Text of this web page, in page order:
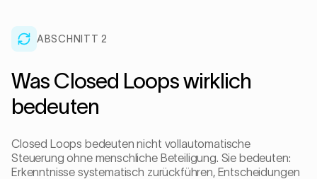
ABSCHNITT 2
Was Closed Loops wirklich
bedeuten
Closed Loops bedeuten nicht vollautomatische
Steuerung ohne menschliche Beteiligung. Sie bedeuten:
Erkenntnisse systematisch zurückführen, Entscheidungen